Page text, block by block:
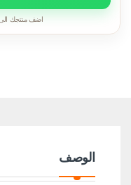
اضف منتجك الى
الوصف